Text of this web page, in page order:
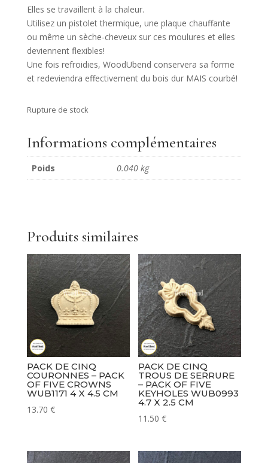
Elles se travaillent à la chaleur.
Utilisez un pistolet thermique, une plaque chauffante
ou même un sèche-cheveux sur ces moulures et elles
deviennent flexibles!
Une fois refroidies, WoodUbend conservera sa forme
et redeviendra effectivement du bois dur MAIS courbé!
Rupture de stock
Informations complémentaires
Poids 0.040 kg
Produits similaires
PACK DE CINQ
COURONNES – PACK
OF FIVE CROWNS
WUB1171 4 X 4.5 CM
13.70 €
PACK DE CINQ
TROUS DE SERRURE
– PACK OF FIVE
KEYHOLES WUB0993
4.7 X 2.5 CM
11.50€